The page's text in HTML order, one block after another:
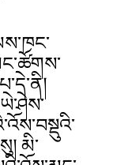
མི་